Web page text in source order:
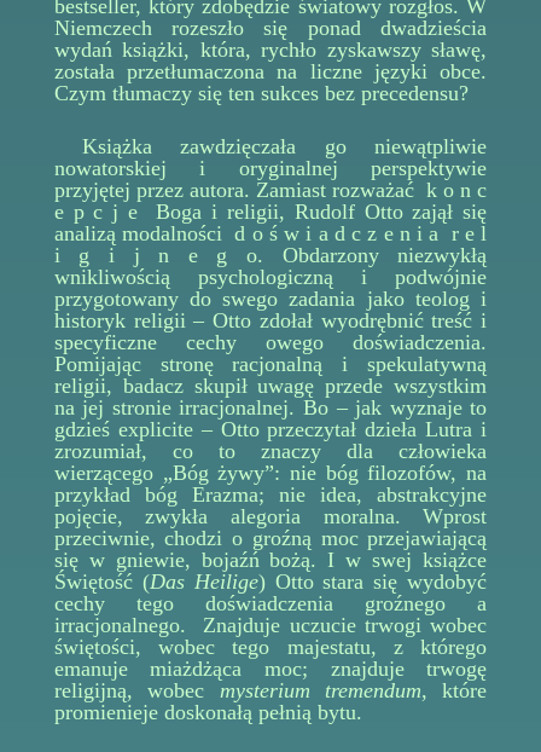
bestseller, który zdobędzie światowy rozgłos. W
Niemczech rozeszło się ponad dwadzieścia
wydań książki, która, rychło zyskawszy sławę,
została przetłumaczona na liczne języki obce.
Czym tłumaczy się ten sukces bez precedensu?
Książka zawdzięczała go niewątpliwie
nowatorskiej i oryginalnej perspektywie
przyjętej przez autora. Zamiast rozważać k o n c
e p c j e Boga i religii, Rudolf Otto zajął się
analizą modalności d o ś w i a d c z e n i a r e l
i g i j n e g o. Obdarzony niezwykłą
wnikliwością psychologiczną i podwójnie
przygotowany do swego zadania jako teolog i
historyk religii – Otto zdołał wyodrębnić treść i
specyficzne cechy owego doświadczenia.
Pomijając stronę racjonalną i spekulatywną
religii, badacz skupił uwagę przede wszystkim
na jej stronie irracjonalnej. Bo – jak wyznaje to
gdzieś explicite – Otto przeczytał dzieła Lutra i
zrozumiał, co to znaczy dla człowieka
wierzącego „Bóg żywy”: nie bóg filozofów, na
przykład bóg Erazma; nie idea, abstrakcyjne
pojęcie, zwykła alegoria moralna. Wprost
przeciwnie, chodzi o groźną moc przejawiającą
się w gniewie, bojaźń bożą. I w swej książce
Świętość (Das Heilige) Otto stara się wydobyć
cechy tego doświadczenia groźnego a
irracjonalnego. Znajduje uczucie trwogi wobec
świętości, wobec tego majestatu, z którego
emanuje miażdżąca moc; znajduje trwogę
religijną, wobec mysterium tremendum, które
promienieje doskonałą pełnią bytu.